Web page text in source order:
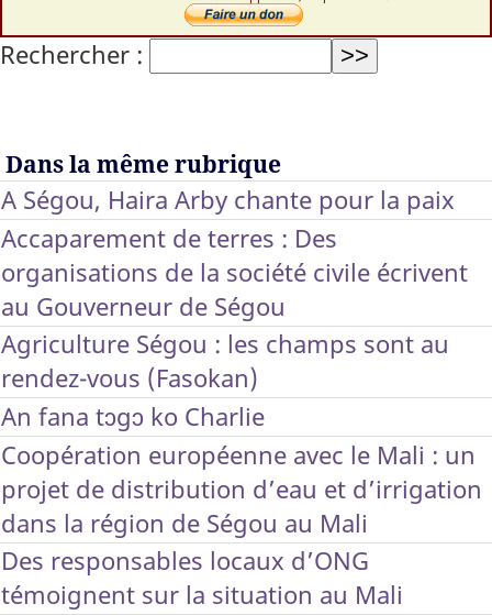
Rechercher :
Dans la même rubrique
A Ségou, Haira Arby chante pour la paix
Accaparement de terres : Des
organisations de la société civile écrivent
au Gouverneur de Ségou
Agriculture Ségou : les champs sont au
rendez-vous (Fasokan)
An fana tɔgɔ ko Charlie
Coopération européenne avec le Mali : un
projet de distribution d’eau et d’irrigation
dans la région de Ségou au Mali
Des responsables locaux d’ONG
témoignent sur la situation au Mali